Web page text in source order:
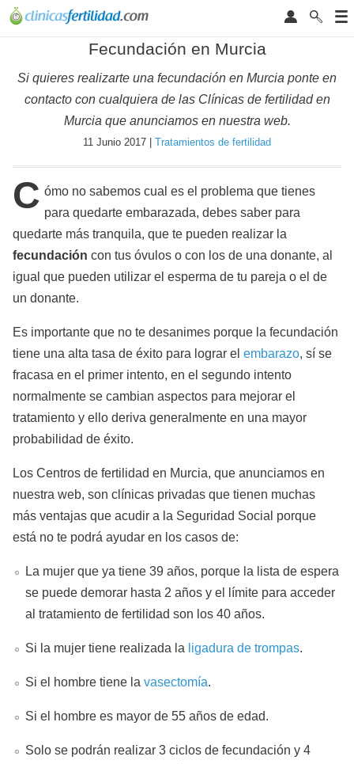
Fecundación en Murcia
Si quieres realizarte una fecundación en Murcia ponte en
contacto con cualquiera de las Clínicas de fertilidad en
Murcia que anunciamos en nuestra web.
11 Junio 2017 | Tratamientos de fertilidad
C ómo no sabemos cual es el problema que tienes
para quedarte embarazada, debes saber para
quedarte más tranquila, que te pueden realizar la
fecundación con tus óvulos o con los de una donante, al
igual que pueden utilizar el esperma de tu pareja o el de
un donante.
Es importante que no te desanimes porque la fecundación
tiene una alta tasa de éxito para lograr el embarazo, sí se
fracasa en el primer intento, en el segundo intento
normalmente se cambian aspectos para mejorar el
tratamiento y ello deriva generalmente en una mayor
probabilidad de éxito.
Los Centros de fertilidad en Murcia, que anunciamos en
nuestra web, son clínicas privadas que tienen muchas
más ventajas que acudir a la Seguridad Social porque
está no te podrá ayudar en los casos de:
La mujer que ya tiene 39 años, porque la lista de espera
se puede demorar hasta 2 años y el límite para acceder
al tratamiento de fertilidad son los 40 años.
Si la mujer tiene realizada la ligadura de trompas.
Si el hombre tiene la vasectomía.
Si el hombre es mayor de 55 años de edad.
Solo se podrán realizar 3 ciclos de fecundación y 4